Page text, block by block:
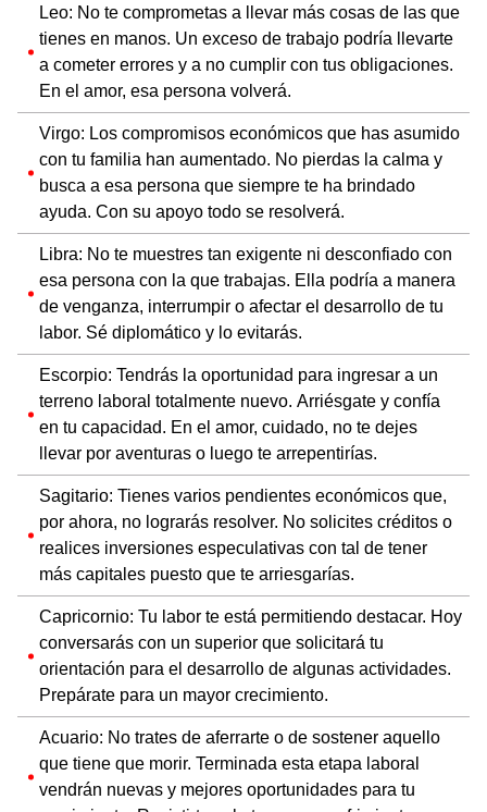
Leo: No te comprometas a llevar más cosas de las que
tienes en manos. Un exceso de trabajo podría llevarte
a cometer errores y a no cumplir con tus obligaciones.
En el amor, esa persona volverá.
Virgo: Los compromisos económicos que has asumido
con tu familia han aumentado. No pierdas la calma y
busca a esa persona que siempre te ha brindado
ayuda. Con su apoyo todo se resolverá.
Libra: No te muestres tan exigente ni desconfiado con
esa persona con la que trabajas. Ella podría a manera
de venganza, interrumpir o afectar el desarrollo de tu
labor. Sé diplomático y lo evitarás.
Escorpio: Tendrás la oportunidad para ingresar a un
terreno laboral totalmente nuevo. Arriésgate y confía
en tu capacidad. En el amor, cuidado, no te dejes
llevar por aventuras o luego te arrepentirías.
Sagitario: Tienes varios pendientes económicos que,
por ahora, no lograrás resolver. No solicites créditos o
realices inversiones especulativas con tal de tener
más capitales puesto que te arriesgarías.
Capricornio: Tu labor te está permitiendo destacar. Hoy
conversarás con un superior que solicitará tu
orientación para el desarrollo de algunas actividades.
Prepárate para un mayor crecimiento.
Acuario: No trates de aferrarte o de sostener aquello
que tiene que morir. Terminada esta etapa laboral
vendrán nuevas y mejores oportunidades para tu